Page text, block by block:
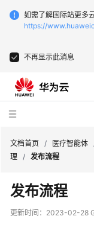
如需了解国际站更多
https://
不再显示此消息
新
动
文档首页 / 医疗智能体
理 / 发布流程
发布流程
更新时间： 2023-02-28